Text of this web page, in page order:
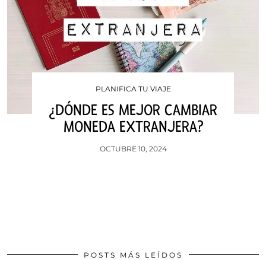
PLANIFICA TU VIAJE
¿DÓNDE ES MEJOR CAMBIAR
MONEDA EXTRANJERA?
OCTUBRE 10, 2024
POSTS MÁS LEÍDOS